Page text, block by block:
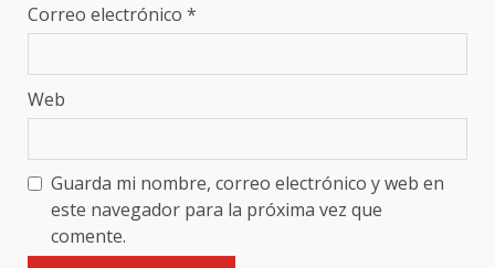
Correo electrónico *
Web
Guarda mi nombre, correo electrónico y web en
este navegador para la próxima vez que
comente.